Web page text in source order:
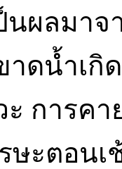
นผลมา
าดน้ำเ
ะ การค
ษะตอน